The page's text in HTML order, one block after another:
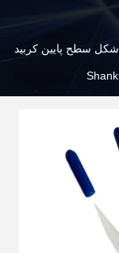
V شکل سطح پایین کربید